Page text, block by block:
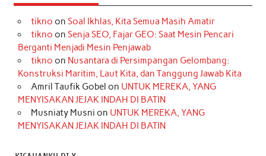
tikno on Soal Ikhlas, Kita Semua Masih Amatir
tikno on Senja SEO, Fajar GEO: Saat Mesin Pencari
Berganti Menjadi Mesin Penjawab
tikno on Nusantara di Persimpangan Gelombang:
Konstruksi Maritim, Laut Kita, dan Tanggung Jawab Kita
Amril Taufik Gobel on UNTUK MEREKA, YANG
MENYISAKAN JEJAK INDAH DI BATIN
Musniaty Musni on UNTUK MEREKA, YANG
MENYISAKAN JEJAK INDAH DI BATIN